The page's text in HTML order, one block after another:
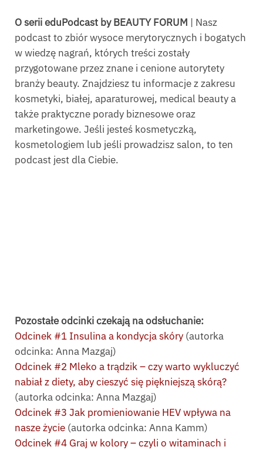
O serii eduPodcast by BEAUTY FORUM | Nasz
podcast to zbiór wysoce merytorycznych i bogatych
w wiedzę nagrań, których treści zostały
przygotowane przez znane i cenione autorytety
branży beauty. Znajdziesz tu informacje z zakresu
kosmetyki, białej, aparaturowej, medical beauty a
także praktyczne porady biznesowe oraz
marketingowe. Jeśli jesteś kosmetyczką,
kosmetologiem lub jeśli prowadzisz salon, to ten
podcast jest dla Ciebie.
Pozostałe odcinki czekają na odsłuchanie:
Odcinek #1 Insulina a kondycja skóry (autorka
odcinka: Anna Mazgaj)
Odcinek #2 Mleko a trądzik – czy warto wykluczyć
nabiał z diety, aby cieszyć się piękniejszą skórą?
(autorka odcinka: Anna Mazgaj)
Odcinek #3 Jak promieniowanie HEV wpływa na
nasze życie (autorka odcinka: Anna Kamm)
Odcinek #4 Graj w kolory – czyli o witaminach i